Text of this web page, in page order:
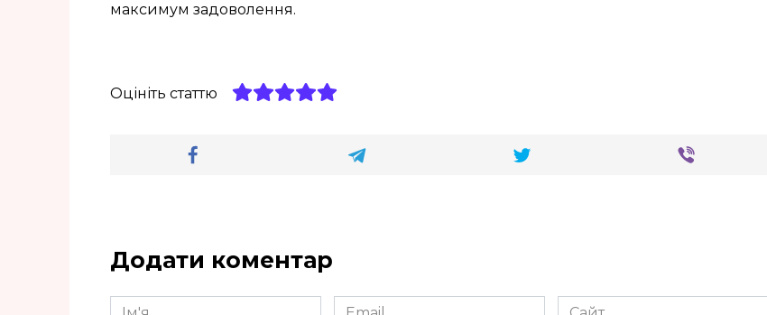
максимум задоволення.
Оцініть статтю
Додати коментар
Ім'я Email Сайт